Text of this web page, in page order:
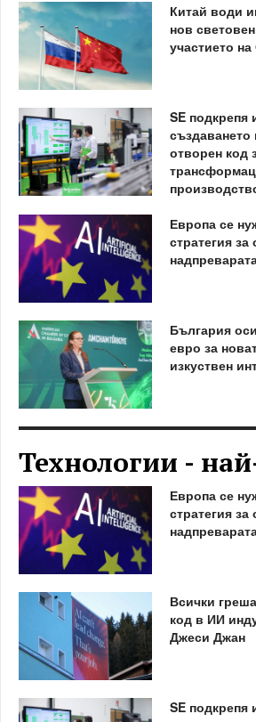
Китай води
нов
участието
SE подкрепя
отворен код
Европа се
стратегия
България
евро за
изкуствен
Технологии -
Европа се
стратегия
Всички
код в ИИ
Джеси Джан
SE подкрепя